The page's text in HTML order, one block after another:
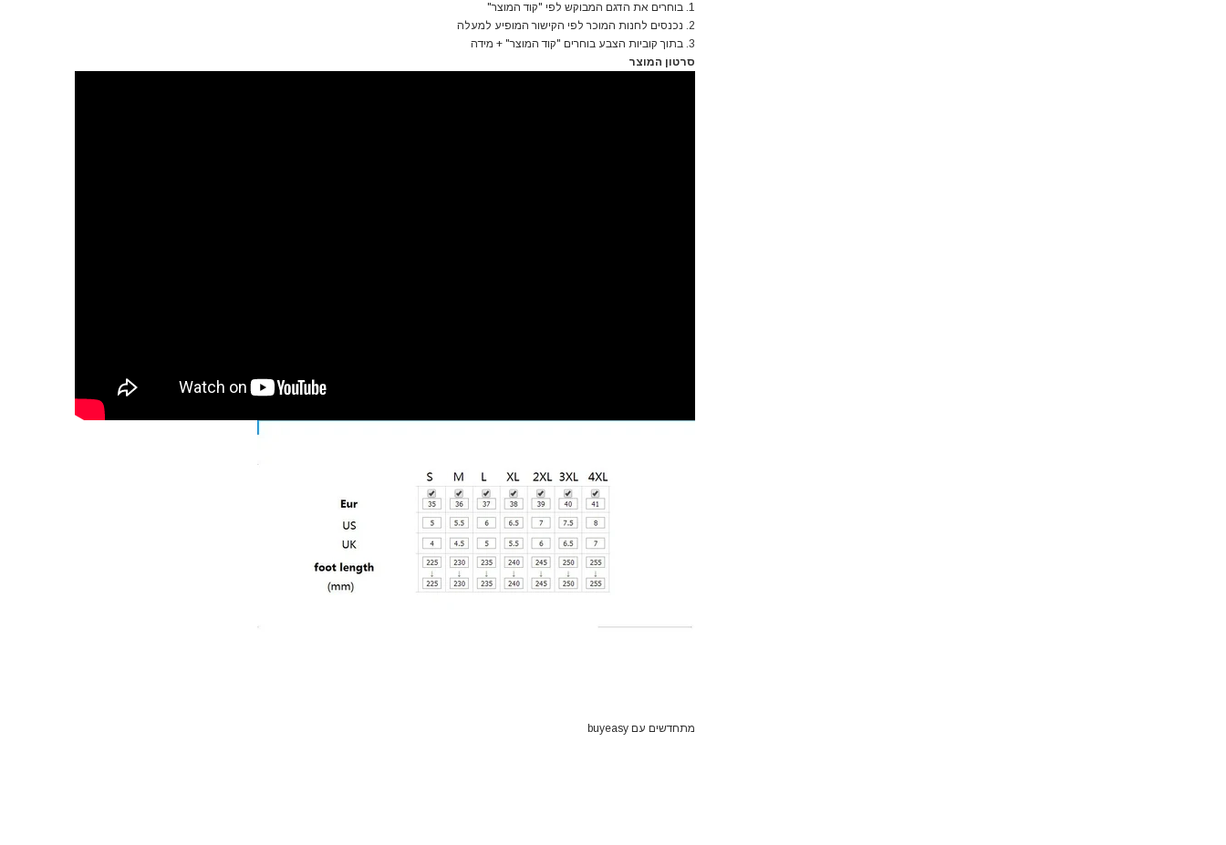
1. בוחרים את הדגם המבוקש לפי "קוד המוצר"
2. נכנסים לחנות המוכר לפי הקישור המופיע למעלה
3. בתוך קוביות הצבע בוחרים "קוד המוצר" + מידה
סרטון המוצר
מתחדשים עם buyeasy